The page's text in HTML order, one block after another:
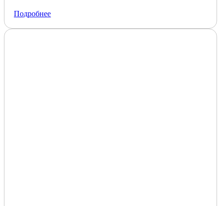
Подробнее